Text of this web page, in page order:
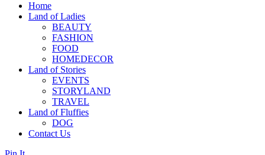
Home
Land of Ladies
BEAUTY
FASHION
FOOD
HOMEDECOR
Land of Stories
EVENTS
STORYLAND
TRAVEL
Land of Fluffies
DOG
Contact Us